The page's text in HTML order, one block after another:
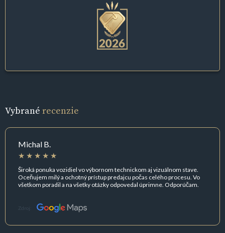
Vybrané recenzie
Michal B.
Široká ponuka vozidiel vo výbornom technickom aj vizuálnom stave.
Oceňujem milý a ochotný prístup predajcu počas celého procesu. Vo
všetkom poradil a na všetky otázky odpovedal úprimne. Odporúčam.
Zdroj: